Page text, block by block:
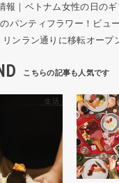
報｜ベトナム女性の日の
パンティフラワー！ビュ
リンラン通りに移転オープ
生活